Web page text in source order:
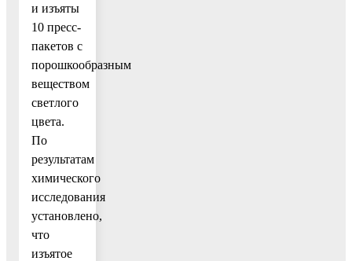
и изъяты
10 пресс-
пакетов с
порошкообразным
веществом
светлого
цвета.
По
результатам
химического
исследования
установлено,
что
изъятое